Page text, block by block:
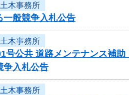
木事務所
一般競争入札公告
木事務所
号公共 道路メンテナンス補
争入札公告
木事務所